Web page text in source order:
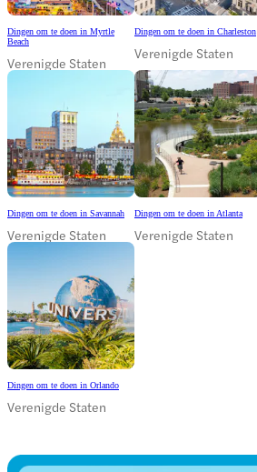
Dingen om te doen in Myrtle
Beach
Verenigde Staten
Dingen om te doen in Charleston
Verenigde Staten
Dingen om te doen in Savannah
Verenigde Staten
Dingen om te doen in Atlanta
Verenigde Staten
Dingen om te doen in Orlando
Verenigde Staten